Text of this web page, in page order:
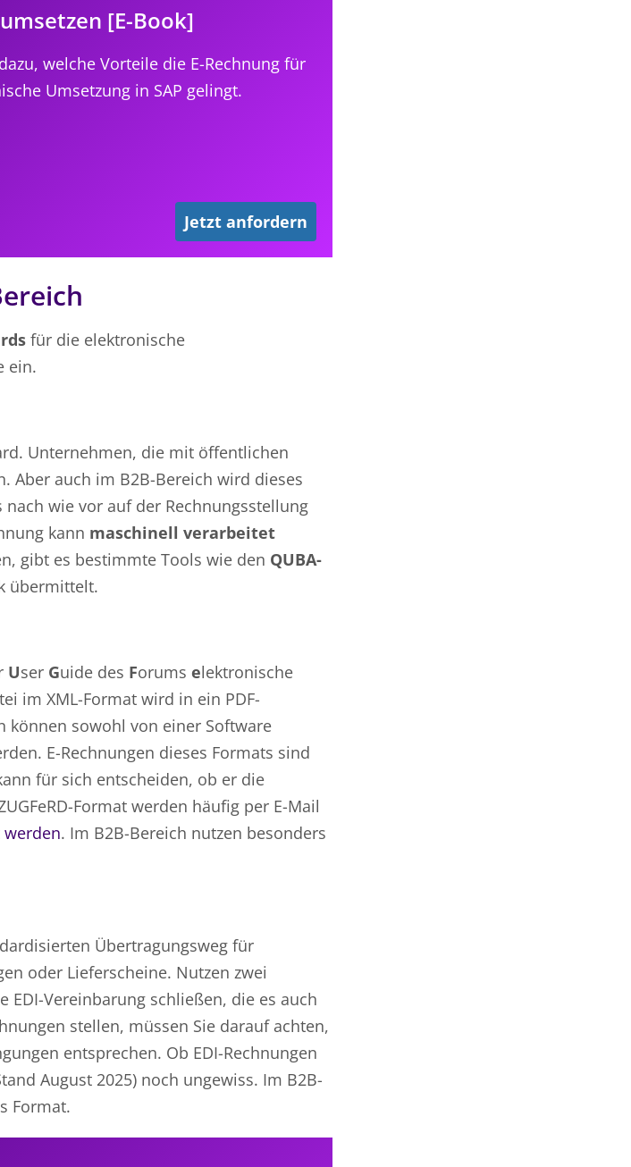
[E-Book]
welche Vorteile die E-Rechnung für
Umsetzung in SAP gelingt.
Jetzt anfordern
für die elektronische
ein.
Unternehmen, die mit öffentlichen
Aber auch im B2B-Bereich wird dieses
nach wie vor auf der Rechnungsstellung
kann maschinell verarbeitet
gibt es bestimmte Tools wie den QUBA-
übermittelt.
User Guide des Forums elektronische
im XML-Format wird in ein PDF-
können sowohl von einer Software
E-Rechnungen dieses Formats sind
für sich entscheiden, ob er die
Format werden häufig per E-Mail
. Im B2B-Bereich nutzen besonders
Übertragungsweg für
oder Lieferscheine. Nutzen zwei
EDI-Vereinbarung schließen, die es auch
stellen, müssen Sie darauf achten,
entsprechen. Ob EDI-Rechnungen
August 2025) noch ungewiss. Im B2B-
Format.